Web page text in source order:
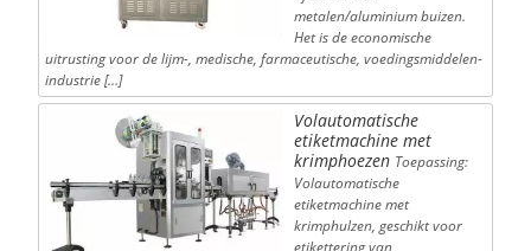
metalen/aluminium buizen.
Het is de economische
uitrusting voor de lijm-, medische, farmaceutische, voedingsmiddelen-
industrie […]
Volautomatische
etiketmachine met
krimphoezen Toepassing:
Volautomatische
etiketmachine met
krimphulzen, geschikt voor